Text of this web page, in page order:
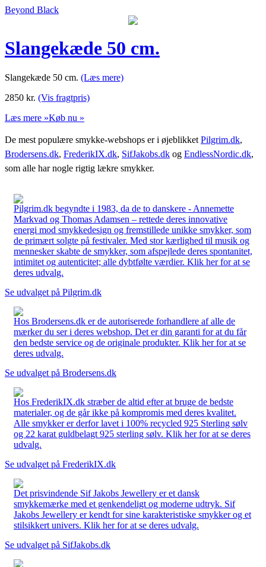
Beyond Black
Slangekæde 50 cm.
Slangekæde 50 cm. (Læs mere)
2850 kr. (Vis fragtpris)
Læs mere »Køb nu »
De mest populære smykke-webshops er i øjeblikket Pilgrim.dk,
Brodersens.dk, FrederikIX.dk, SifJakobs.dk og EndlessNordic.dk,
som alle har nogle rigtig lækre smykker.
Pilgrim.dk begyndte i 1983, da de to danskere - Annemette
Markvad og Thomas Adamsen – rettede deres innovative
energi mod smykkedesign og fremstillede unikke smykker, som
de primært solgte på festivaler. Med stor kærlighed til musik og
mennesker skabte de smykker, som afspejlede deres spontanitet,
intimitet og autenticitet; alle dybtfølte værdier. Klik her for at se
deres udvalg.
Se udvalget på Pilgrim.dk
Hos Brodersens.dk er de autoriserede forhandlere af alle de
mærker du ser i deres webshop. Det er din garanti for at du får
den bedste service og de originale produkter. Klik her for at se
deres udvalg.
Se udvalget på Brodersens.dk
Hos FrederikIX.dk stræber de altid efter at bruge de bedste
materialer, og de går ikke på kompromis med deres kvalitet.
Alle smykker er derfor lavet i 100% recycled 925 Sterling sølv
og 22 karat guldbelagt 925 sterling sølv. Klik her for at se deres
udvalg.
Se udvalget på FrederikIX.dk
Det prisvindende Sif Jakobs Jewellery er et dansk
smykkemærke med et genkendeligt og moderne udtryk. Sif
Jakobs Jewellery er kendt for sine karakteristiske smykker og et
stilsikkert univers. Klik her for at se deres udvalg.
Se udvalget på SifJakobs.dk